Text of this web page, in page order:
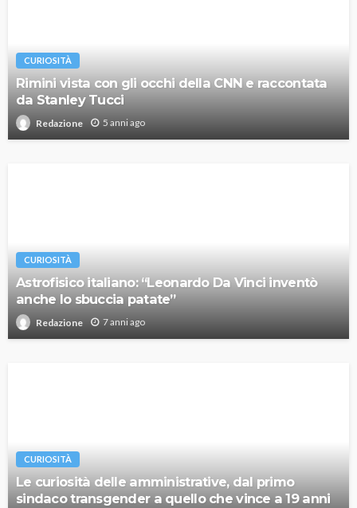
CURIOSITÀ
Rimini vista con gli occhi della CNN e raccontata
da Stanley Tucci
Redazione 5 anni ago
CURIOSITÀ
Astrofisico italiano: “Leonardo Da Vinci inventò
anche lo sbuccia patate”
Redazione 7 anni ago
CURIOSITÀ
Le curiosità delle amministrative, dal primo
sindaco transgender a quello che vince a 19 anni